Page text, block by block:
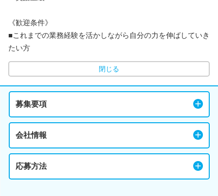
《歓迎条件》
■これまでの業務経験を活かしながら自分の力を伸ばしていき
たい方
閉じる
募集要項
会社情報
応募方法